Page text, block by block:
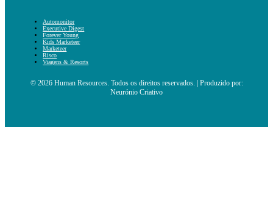
Automonitor
Executive Digest
Forever Young
Kids Marketeer
Marketeer
Risco
Viagens & Resorts
© 2026 Human Resources. Todos os direitos reservados. | Produzido por:
Neurónio Criativo